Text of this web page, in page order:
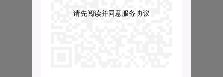
请先阅读并同意服务协议